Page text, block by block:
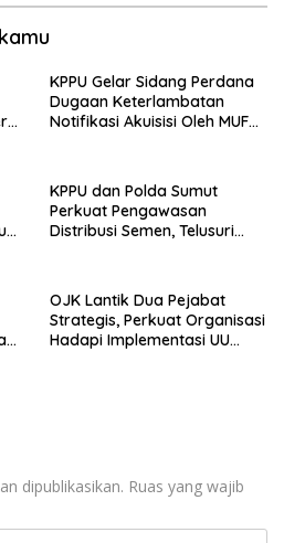
KPPU Gelar Sidang Perdana
Dugaan Keterlambatan
Notifikasi Akuisisi Oleh MUFG
KPPU dan Polda Sumut
Perkuat Pengawasan
Distribusi Semen, Telusuri
OJK Lantik Dua Pejabat
Strategis, Perkuat Organisasi
Hadapi Implementasi UU
dipublikasikan. Ruas yang wajib